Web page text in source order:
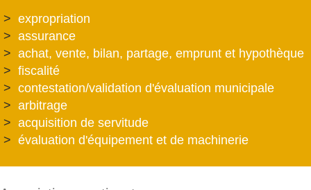
expropriation
assurance
achat, vente, bilan, partage, emprunt et hypothèque
fiscalité
contestation/validation d'évaluation municipale
arbitrage
acquisition de servitude
évaluation d'équipement et de machinerie